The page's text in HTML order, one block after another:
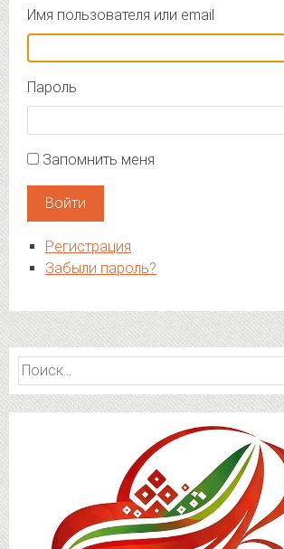
Имя пользователя или email
Пароль
Запомнить меня
Войти
Регистрация
Забыли пароль?
Найти: